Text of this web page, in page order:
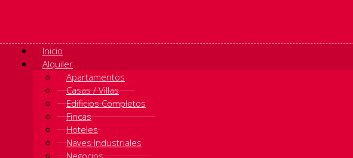
Inicio
Alquiler
Apartamentos
Casas / Villas
Edificios Completos
Fincas
Hoteles
Naves Industriales
Negocios